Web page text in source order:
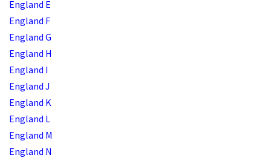
England E
England F
England G
England H
England I
England J
England K
England L
England M
England N